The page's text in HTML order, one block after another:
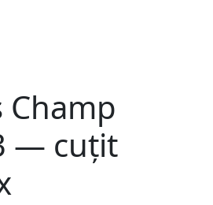
Champ
— cuțit